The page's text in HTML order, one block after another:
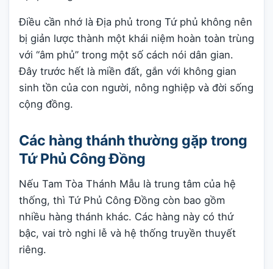
Điều cần nhớ là Địa phủ trong Tứ phủ không nên
bị giản lược thành một khái niệm hoàn toàn trùng
với “âm phủ” trong một số cách nói dân gian.
Đây trước hết là miền đất, gắn với không gian
sinh tồn của con người, nông nghiệp và đời sống
cộng đồng.
Các hàng thánh thường gặp trong
Tứ Phủ Công Đồng
Nếu Tam Tòa Thánh Mẫu là trung tâm của hệ
thống, thì Tứ Phủ Công Đồng còn bao gồm
nhiều hàng thánh khác. Các hàng này có thứ
bậc, vai trò nghi lễ và hệ thống truyền thuyết
riêng.